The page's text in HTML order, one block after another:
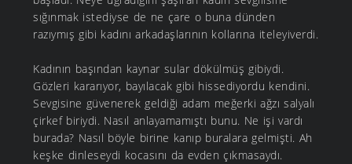
sığınmak istediyse de ne çare o buna dünden
razıymış gibi kadını arkadaşlarının kollarına iteleyiverdi.
Kadının başından kaynar sular dökülmüş gibiydi.
Gözleri kararıyor, bayılacak gibi hissediyordu kendini.
Sevgisine güvenerek geldiği adam meğerki ağzı salyalı
çirkef biriydi. Nasıl anlayamamıştı bunu. Ne işi vardı
burada? Nasıl böyle birine kanıp buralara gelmişti. Ah
keşke dinleseydi kocasını da evden çıkmasaydı.